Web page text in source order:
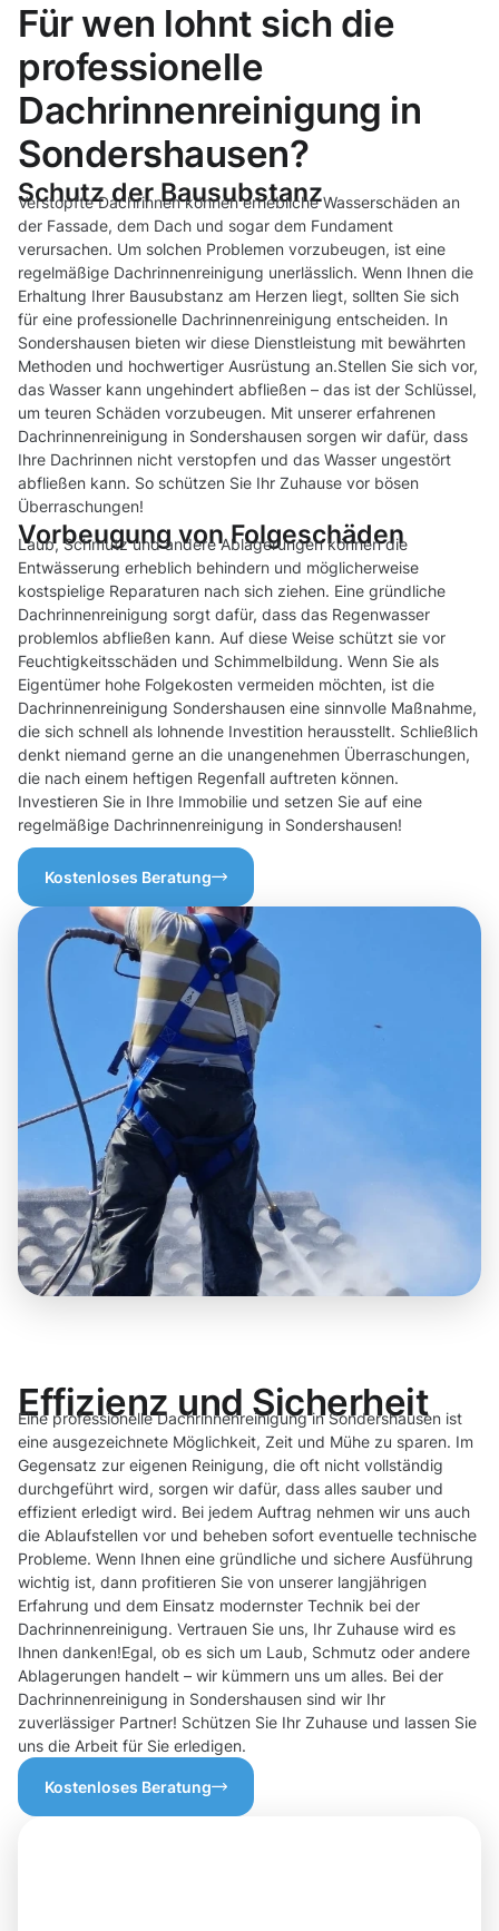
Für wen lohnt sich die
professionelle
Dachrinnenreinigung in
Sondershausen?
Schutz der Bausubstanz
Verstopfte Dachrinnen können erhebliche Wasserschäden an
der Fassade, dem Dach und sogar dem Fundament
verursachen. Um solchen Problemen vorzubeugen, ist eine
regelmäßige Dachrinnenreinigung unerlässlich. Wenn Ihnen die
Erhaltung Ihrer Bausubstanz am Herzen liegt, sollten Sie sich
für eine professionelle Dachrinnenreinigung entscheiden. In
Sondershausen bieten wir diese Dienstleistung mit bewährten
Methoden und hochwertiger Ausrüstung an.Stellen Sie sich vor,
das Wasser kann ungehindert abfließen – das ist der Schlüssel,
um teuren Schäden vorzubeugen. Mit unserer erfahrenen
Dachrinnenreinigung in Sondershausen sorgen wir dafür, dass
Ihre Dachrinnen nicht verstopfen und das Wasser ungestört
abfließen kann. So schützen Sie Ihr Zuhause vor bösen
Überraschungen!
Vorbeugung von Folgeschäden
Laub, Schmutz und andere Ablagerungen können die
Entwässerung erheblich behindern und möglicherweise
kostspielige Reparaturen nach sich ziehen. Eine gründliche
Dachrinnenreinigung sorgt dafür, dass das Regenwasser
problemlos abfließen kann. Auf diese Weise schützt sie vor
Feuchtigkeitsschäden und Schimmelbildung. Wenn Sie als
Eigentümer hohe Folgekosten vermeiden möchten, ist die
Dachrinnenreinigung Sondershausen eine sinnvolle Maßnahme,
die sich schnell als lohnende Investition herausstellt. Schließlich
denkt niemand gerne an die unangenehmen Überraschungen,
die nach einem heftigen Regenfall auftreten können.
Investieren Sie in Ihre Immobilie und setzen Sie auf eine
regelmäßige Dachrinnenreinigung in Sondershausen!
Kostenloses Beratung
Effizienz und Sicherheit
Eine professionelle Dachrinnenreinigung in Sondershausen ist
eine ausgezeichnete Möglichkeit, Zeit und Mühe zu sparen. Im
Gegensatz zur eigenen Reinigung, die oft nicht vollständig
durchgeführt wird, sorgen wir dafür, dass alles sauber und
effizient erledigt wird. Bei jedem Auftrag nehmen wir uns auch
die Ablaufstellen vor und beheben sofort eventuelle technische
Probleme. Wenn Ihnen eine gründliche und sichere Ausführung
wichtig ist, dann profitieren Sie von unserer langjährigen
Erfahrung und dem Einsatz modernster Technik bei der
Dachrinnenreinigung. Vertrauen Sie uns, Ihr Zuhause wird es
Ihnen danken!Egal, ob es sich um Laub, Schmutz oder andere
Ablagerungen handelt – wir kümmern uns um alles. Bei der
Dachrinnenreinigung in Sondershausen sind wir Ihr
zuverlässiger Partner! Schützen Sie Ihr Zuhause und lassen Sie
uns die Arbeit für Sie erledigen.
Kostenloses Beratung